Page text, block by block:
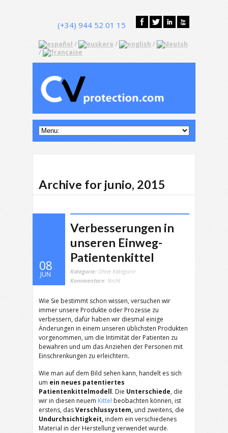
(+34) 944 52 01 15
/ /
/
/
Archive for junio, 2015
08
JUN
Verbesserungen in
unseren Einweg-
Patientenkittel
Kategorie: Ohne Kategorie
Kommentare: Nicht
Wie Sie bestimmt schon wissen, versuchen wir
immer unsere Produkte oder Prozesse zu
verbessern, dafür haben wir diesmal einige
Änderungen in einem unseren üblichsten Produkten
vorgenommen, um die Intimität der Patienten zu
bewahren und um das Anziehen der Personen mit
Einschrenkungen zu erleichtern.
Wie man auf dem Bild sehen kann, handelt es sich
um ein neues patentiertes
Patientenkittelmodell. Die Unterschiede, die
wir in diesen neuem Kittel beobachten können, ist
erstens, dasVerschlussystem, und zweitens, die
Undurchsichtigkeit, indem ein verschiedenes
Material in der Herstellung verwendet wurde.